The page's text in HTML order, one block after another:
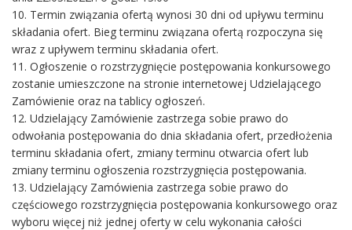
10. Termin związania ofertą wynosi 30 dni od upływu terminu
składania ofert. Bieg terminu związana ofertą rozpoczyna się
wraz z upływem terminu składania ofert.
11. Ogłoszenie o rozstrzygnięcie postępowania konkursowego
zostanie umieszczone na stronie internetowej Udzielającego
Zamówienie oraz na tablicy ogłoszeń.
12. Udzielający Zamówienie zastrzega sobie prawo do
odwołania postępowania do dnia składania ofert, przedłożenia
terminu składania ofert, zmiany terminu otwarcia ofert lub
zmiany terminu ogłoszenia rozstrzygnięcia postępowania.
13. Udzielający Zamówienia zastrzega sobie prawo do
częściowego rozstrzygnięcia postępowania konkursowego oraz
wyboru więcej niż jednej oferty w celu wykonania całości